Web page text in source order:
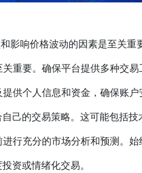
影响价格波动的因素是至关重
重要。确保平台提供多种交
供个人信息和资金，确保账户
己的交易策略。这可能包括技
行充分的市场分析和预测。始
资或情绪化交易。